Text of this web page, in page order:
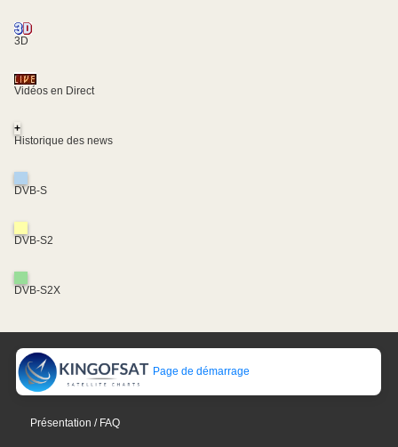
3D
Vidéos en Direct
+
Historique des news
DVB-S
DVB-S2
DVB-S2X
Page de démarrage
Présentation / FAQ